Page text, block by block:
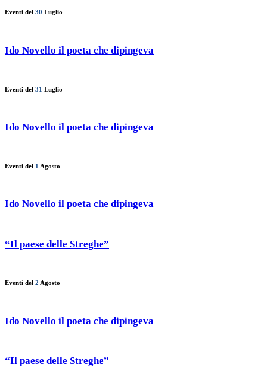
Eventi del 30 Luglio
Ido Novello il poeta che dipingeva
Eventi del 31 Luglio
Ido Novello il poeta che dipingeva
Eventi del 1 Agosto
Ido Novello il poeta che dipingeva
“Il paese delle Streghe”
Eventi del 2 Agosto
Ido Novello il poeta che dipingeva
“Il paese delle Streghe”